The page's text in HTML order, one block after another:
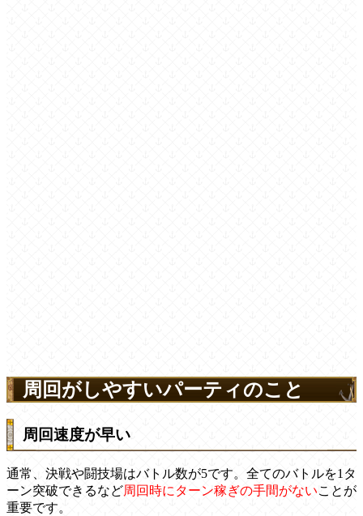
周回がしやすいパーティのこと
周回速度が早い
通常、決戦や闘技場はバトル数が5です。全てのバトルを1タ
ーン突破できるなど周回時にターン稼ぎの手間がないことが
重要です。